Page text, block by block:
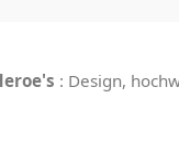
: Design,